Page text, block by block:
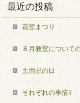
最近の投稿
花笠まつり
８月教室について
土用丑の日
それぞれの事情⁉